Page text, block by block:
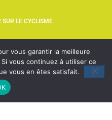
SUR LE CYCLISME
and Developed by
vous garantir la meilleure
vous continuez à utiliser ce
vous en êtes satisfait.